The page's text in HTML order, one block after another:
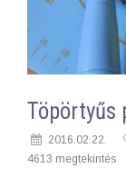
Töpörtyűs
2016.02.22.
4613 megtekintés